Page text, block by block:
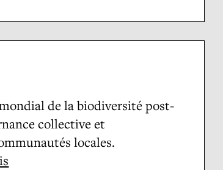
de la biodiversité post-
collective et
locales.